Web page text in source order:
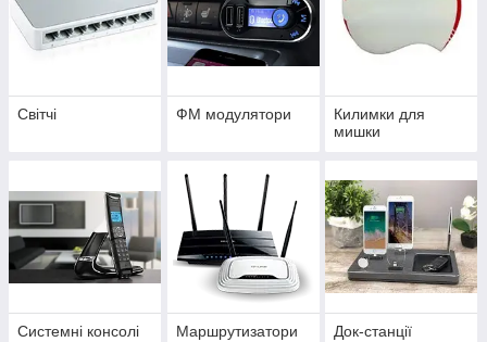
Світчі ФМ модулятори
Килимки для
мишки
Системні консолі Маршрутизатори Док-станції